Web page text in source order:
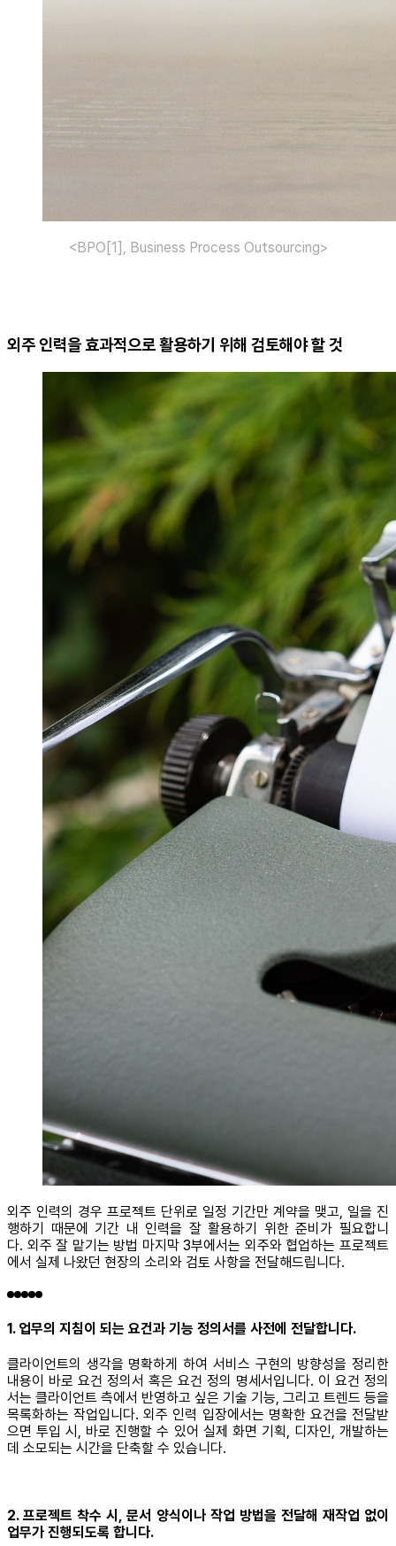
<BPO[1], Business Process Outsourcing>
외주 인력을 효과적으로 활용하기 위해 검토해야 할 것
외주 인력의 경우 프로젝트 단위로 일정 기간만 계약을 맺고, 일을 진
행하기 때문에 기간 내 인력을 잘 활용하기 위한 준비가 필요합니
다. 외주 잘 맡기는 방법 마지막 3부에서는 외주와 협업하는 프로젝트
에서 실제 나왔던 현장의 소리와 검토 사항을 전달해드립니다.
1. 업무의 지침이 되는 요건과 기능 정의서를 사전에 전달합니다.
클라이언트의 생각을 명확하게 하여 서비스 구현의 방향성을 정리한
내용이 바로 요건 정의서 혹은 요건 정의 명세서입니다. 이 요건 정의
서는 클라이언트 측에서 반영하고 싶은 기술 기능, 그리고 트렌드 등을
목록화하는 작업입니다. 외주 인력 입장에서는 명확한 요건을 전달받
으면 투입 시, 바로 진행할 수 있어 실제 화면 기획, 디자인, 개발하는
데 소모되는 시간을 단축할 수 있습니다.
2. 프로젝트 착수 시, 문서 양식이나 작업 방법을 전달해 재작업 없이
업무가 진행되도록 합니다.